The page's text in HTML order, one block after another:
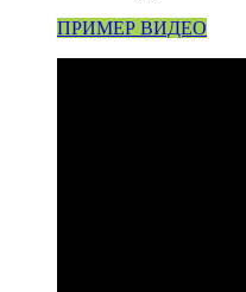
ПРИМЕР ВИДЕО